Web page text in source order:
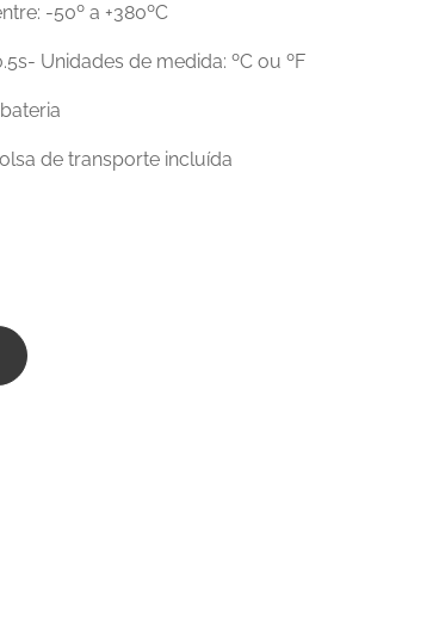
-50º a +380ºC
Unidades de medida: ºC ou ºF
de transporte incluída